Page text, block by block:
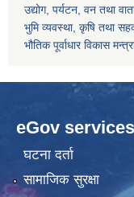
उद्योग, पर्यटन, वन तथा
भुमि व्यवस्था, कृषि तथा
भौतिक पूर्वाधार विकास
eGov services
घटना दर्ता
सामाजिक सुरक्षा